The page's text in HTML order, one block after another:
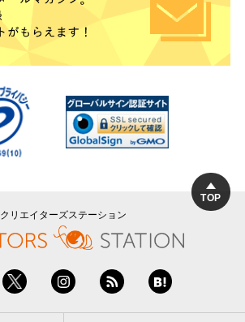
TOP
クリエイターズステーション